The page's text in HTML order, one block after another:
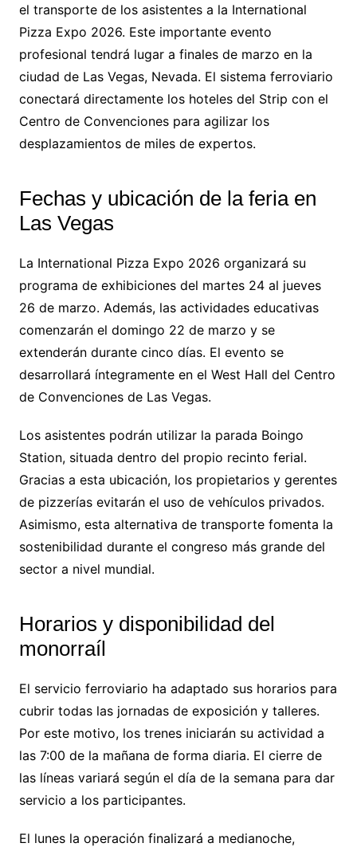
el transporte de los asistentes a la International
Pizza Expo 2026. Este importante evento
profesional tendrá lugar a finales de marzo en la
ciudad de Las Vegas, Nevada. El sistema ferroviario
conectará directamente los hoteles del Strip con el
Centro de Convenciones para agilizar los
desplazamientos de miles de expertos.
Fechas y ubicación de la feria en
Las Vegas
La International Pizza Expo 2026 organizará su
programa de exhibiciones del martes 24 al jueves
26 de marzo. Además, las actividades educativas
comenzarán el domingo 22 de marzo y se
extenderán durante cinco días. El evento se
desarrollará íntegramente en el West Hall del Centro
de Convenciones de Las Vegas.
Los asistentes podrán utilizar la parada Boingo
Station, situada dentro del propio recinto ferial.
Gracias a esta ubicación, los propietarios y gerentes
de pizzerías evitarán el uso de vehículos privados.
Asimismo, esta alternativa de transporte fomenta la
sostenibilidad durante el congreso más grande del
sector a nivel mundial.
Horarios y disponibilidad del
monorraíl
El servicio ferroviario ha adaptado sus horarios para
cubrir todas las jornadas de exposición y talleres.
Por este motivo, los trenes iniciarán su actividad a
las 7:00 de la mañana de forma diaria. El cierre de
las líneas variará según el día de la semana para dar
servicio a los participantes.
El lunes la operación finalizará a medianoche,